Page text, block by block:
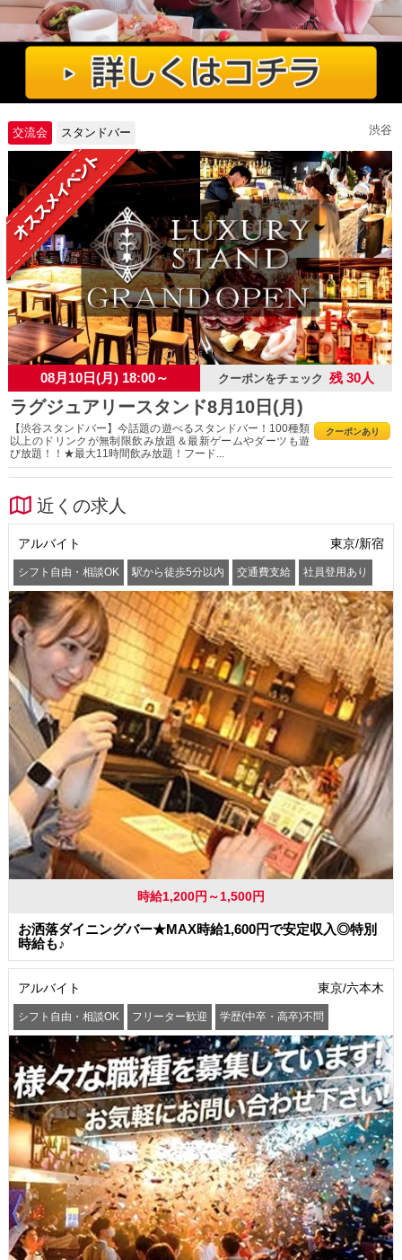
交流会 スタンドバー 渋谷
08月10日(月) 18:00～ クーポンをチェック 残 30人
ラグジュアリースタンド8月10日(月)
クーポンあり
【渋谷スタンドバー】今話題の遊べるスタンドバー！100種類
以上のドリンクが無制限飲み放題＆最新ゲームやダーツも遊
び放題！！★最大11時間飲み放題！フード...
近くの求人
アルバイト 東京/新宿
シフト自由・相談OK 駅から徒歩5分以内 交通費支給 社員登用あり
時給1,200円～1,500円
お洒落ダイニングバー★MAX時給1,600円で安定収入◎特別
時給も♪
アルバイト 東京/六本木
シフト自由・相談OK フリーター歓迎 学歴(中卒・高卒)不問
髪型・髪色自由 交通費支給